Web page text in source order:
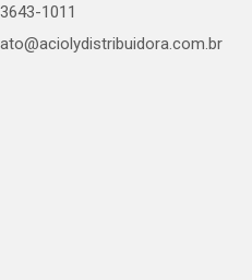
1011